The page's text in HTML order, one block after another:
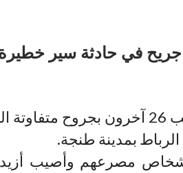
لقي ثلاثة أشخاص مصرعهم وأصيب 26
بمدينة طنجة.